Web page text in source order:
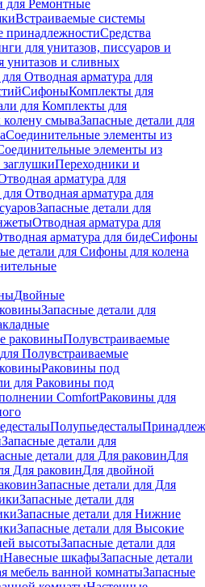
для Ремонтные
Встраиваемые системы
принадлежностиСредства
для унитазов, писсуаров и
унитазов и сливных
Отводная арматура для
СифоныКомплекты для
для Комплекты для
смываЗапасные детали для
Соединительные элементы из
элементы из
Переходники и
арматура для
Отводная арматура для
Запасные детали для
Отводная арматура для
арматура для бидеСифоны
детали для Сифоны для колена
Двойные
Запасные детали для
раковиныПолувстраиваемые
Полувстраиваемые
Раковины под
для Раковины под
ComfortPаковины для
Полупьедесталы
Запасные детали для
детали для Для раковинДля
Для раковинДля двойной
Запасные детали для Для
Запасные детали для
Запасные детали для Нижние
Запасные детали для Высокие
высотыЗапасные детали для
Навесные шкафыЗапасные детали
мебель ванной комнатыЗапасные